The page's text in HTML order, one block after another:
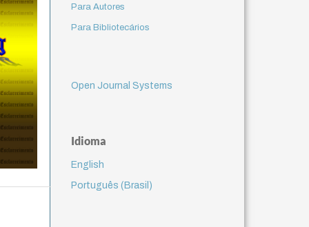
Para Autores
Para Bibliotecários
Open Journal Systems
Idioma
English
Português (Brasil)